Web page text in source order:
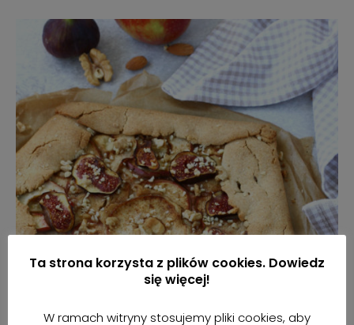
Ta strona korzysta z plików cookies. Dowiedz
się więcej!
W ramach witryny stosujemy pliki cookies, aby